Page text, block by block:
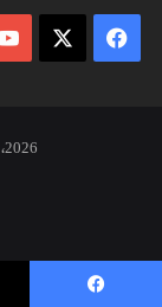
فيسبوك
2026، جميع الحقوق محفوظة | Sportime Tv